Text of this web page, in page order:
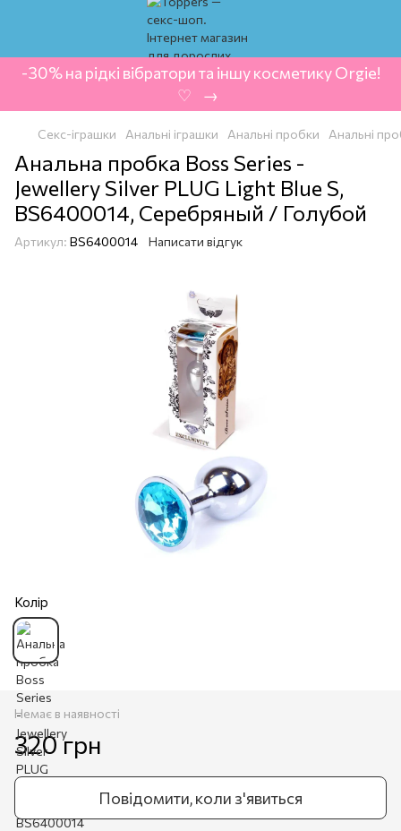
-30% на рідкі вібратори та іншу косметику Orgie!
‍ ♡ ‍ → ‍
Секс-іграшки Анальні іграшки Анальні пробки Анальні
Анальна пробка Boss Series -
Jewellery Silver PLUG Light Blue S,
BS6400014, Серебряный / Голубой
Артикул: BS6400014 Написати відгук
Колір
Немає в наявності
320 грн
Повідомити, коли з'явиться